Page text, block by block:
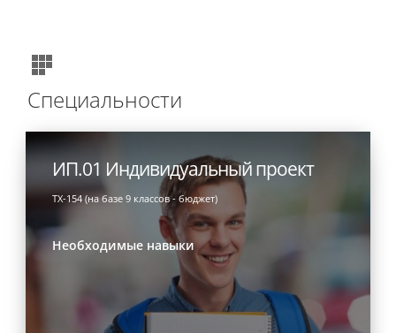
Специальности
ИП.01 Индивидуальный проект
ТХ-154 (на базе 9 классов - бюджет)
Необходимые навыки